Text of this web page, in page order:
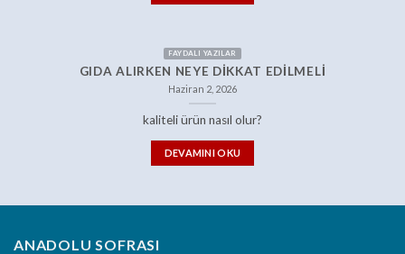
FAYDALI YAZILAR
GIDA ALIRKEN NEYE DIKKAT EDILMELI
Haziran 2, 2026
kaliteli ürün nasıl olur?
DEVAMINI OKU
ANADOLU SOFRASI